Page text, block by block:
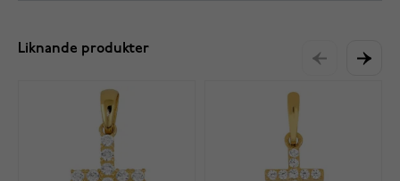
Liknande produkter